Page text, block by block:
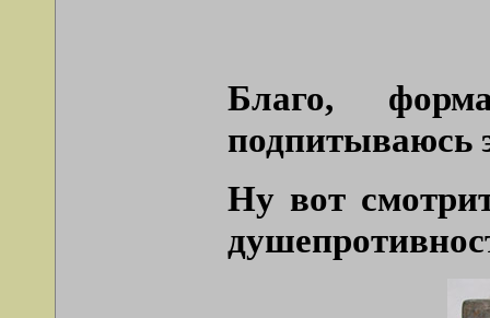
Благо,
подпитываюсь
Ну вот